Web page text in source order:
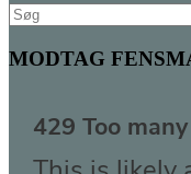
Søg
efter:
MODTAG